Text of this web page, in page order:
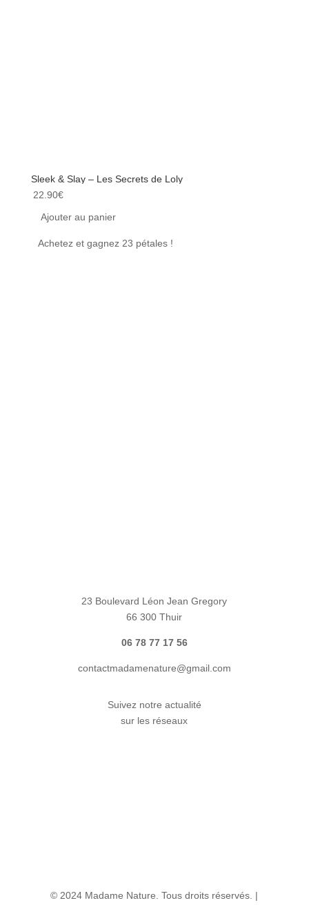
Sleek & Slay – Les Secrets de Loly
22.90€
Ajouter au panier
Achetez et gagnez 23 pétales !
23 Boulevard Léon Jean Gregory
66 300 Thuir
06 78 77 17 56
contactmadamenature@gmail.com
Suivez notre actualité
sur les réseaux
© 2024 Madame Nature. Tous droits réservés. |